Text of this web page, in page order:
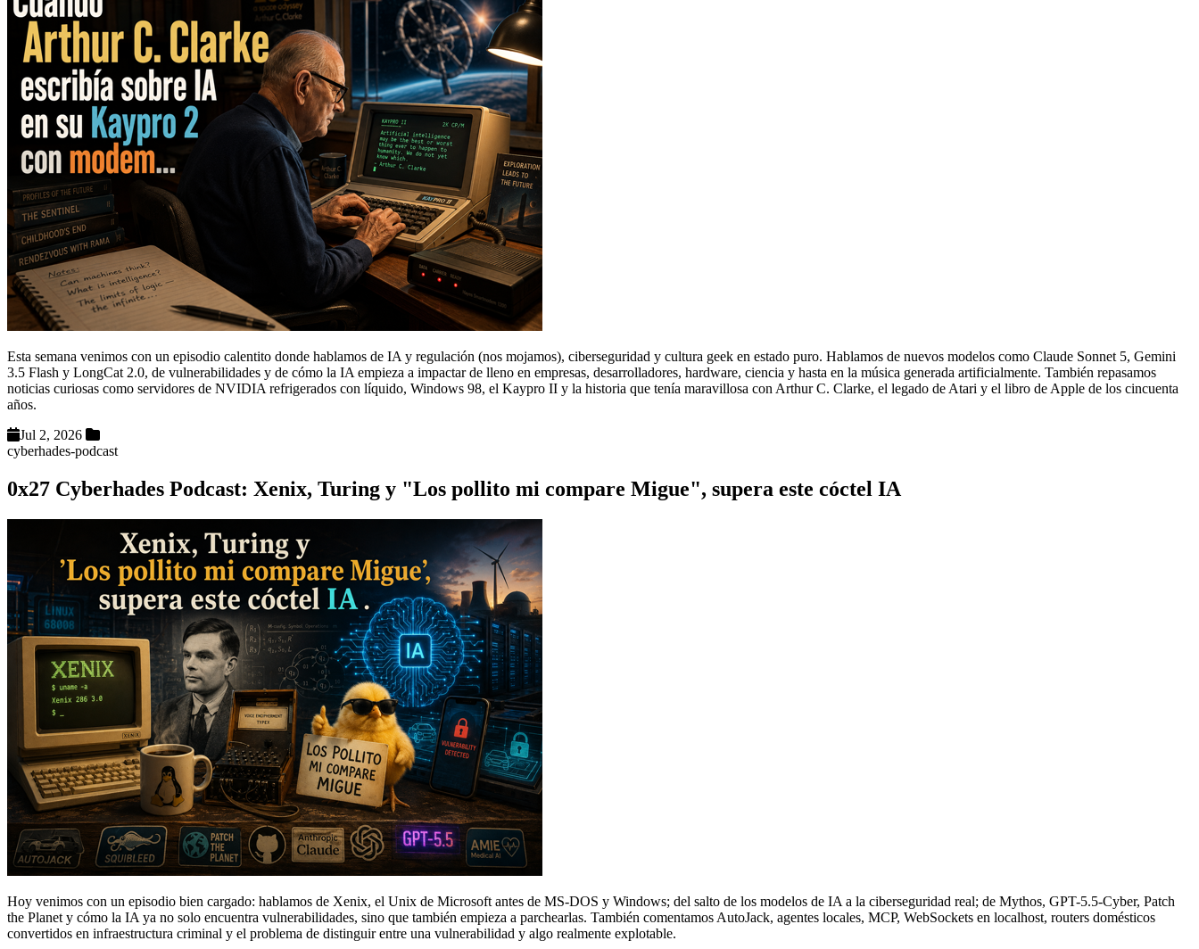
Esta semana venimos con un episodio calentito donde hablamos de IA y regulación (nos mojamos), ciberseguridad y cultura geek en estado puro. Hablamos de nuevos modelos como Claude Sonnet 5, Gemini
3.5 Flash y LongCat 2.0, de vulnerabilidades y de cómo la IA empieza a impactar de lleno en empresas, desarrolladores, hardware, ciencia y hasta en la música generada artificialmente. También repasamos
noticias curiosas como servidores de NVIDIA refrigerados con líquido, Windows 98, el Kaypro II y la historia que tenía maravillosa con Arthur C. Clarke, el legado de Atari y el libro de Apple de los cincuenta
años.
Jul 2, 2026
cyberhades-podcast
0x27 Cyberhades Podcast: Xenix, Turing y "Los pollito mi compare Migue", supera este cóctel IA
Hoy venimos con un episodio bien cargado: hablamos de Xenix, el Unix de Microsoft antes de MS-DOS y Windows; del salto de los modelos de IA a la ciberseguridad real; de Mythos, GPT-5.5-Cyber, Patch
the Planet y cómo la IA ya no solo encuentra vulnerabilidades, sino que también empieza a parchearlas. También comentamos AutoJack, agentes locales, MCP, WebSockets en localhost, routers domésticos
convertidos en infraestructura criminal y el problema de distinguir entre una vulnerabilidad y algo realmente explotable.